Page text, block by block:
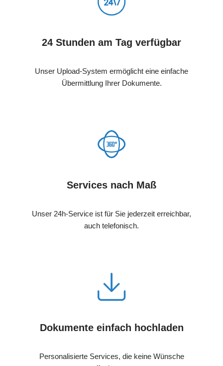
24 Stunden am Tag verfügbar
Unser Upload-System ermöglicht eine einfache
Übermittlung Ihrer Dokumente.
Services nach Maß
Unser 24h-Service ist für Sie jederzeit erreichbar,
auch telefonisch.
Dokumente einfach hochladen
Personalisierte Services, die keine Wünsche